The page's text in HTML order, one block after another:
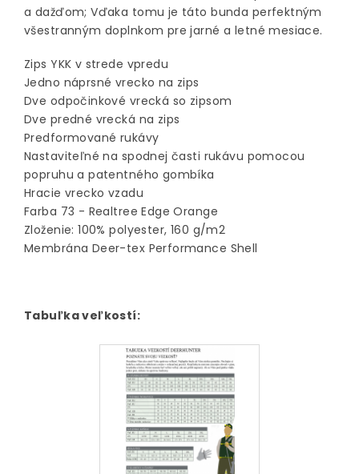
a dažďom; Vďaka tomu je táto bunda perfektným
všestranným doplnkom pre jarné a letné mesiace.
Zips YKK v strede vpredu
Jedno náprsné vrecko na zips
Dve odpočinkové vrecká so zipsom
Dve predné vrecká na zips
Predformované rukávy
Nastaviteľné na spodnej časti rukávu pomocou
popruhu a patentného gombíka
Hracie vrecko vzadu
Farba 73 - Realtree Edge Orange
Zloženie: 100% polyester, 160 g/m2
Membrána Deer-tex Performance Shell
Tabuľka veľkostí: